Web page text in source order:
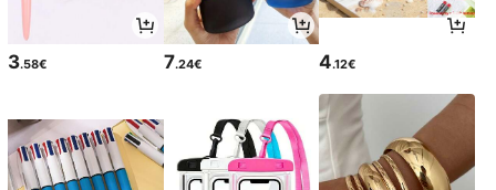
3.58€ 7.24€ 4.12€